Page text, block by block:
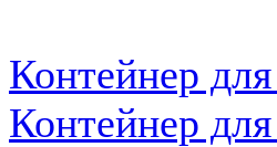
Контейнер
Контейнер